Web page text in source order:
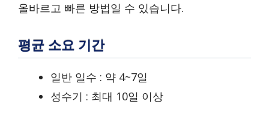
올바르고 빠른 방법일 수 있습니다.
평균 소요 기간
일반 일수 : 약 4~7일
성수기 : 최대 10일 이상